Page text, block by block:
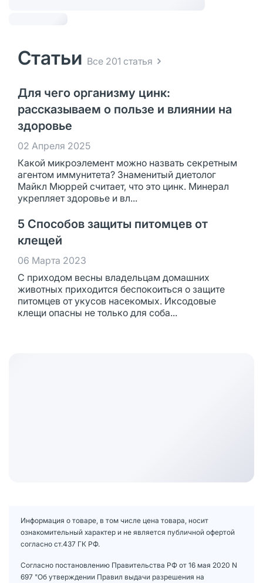
Статьи Все 201 статья
Для чего организму цинк:
рассказываем о пользе и влиянии на
здоровье
02 Апреля 2025
Какой микроэлемент можно назвать секретным
агентом иммунитета? Знаменитый диетолог
Майкл Мюррей считает, что это цинк. Минерал
укрепляет здоровье и вл...
5 Способов защиты питомцев от
клещей
06 Марта 2023
С приходом весны владельцам домашних
животных приходится беспокоиться о защите
питомцев от укусов насекомых. Иксодовые
клещи опасны не только для соба...
Информация о товаре, в том числе цена товара, носит
ознакомительный характер и не является публичной офертой
согласно ст.437 ГК РФ.
Согласно постановлению Правительства РФ от 16 мая 2020 N
697 "Об утверждении Правил выдачи разрешения на